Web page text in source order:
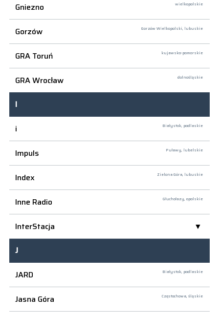
Gniezno wielkopolskie
Gorzów Gorzów Wielkopolski, lubuskie
GRA Toruń kujawsko-pomorskie
GRA Wrocław dolnośląskie
I
i
Białystok, podlaskie
Impuls Puławy, lubelskie
Index Zielona Góra, lubuskie
Inne Radio Głuchołazy, opolskie
InterStacja
J
JARD
Białystok, podlaskie
Jasna Góra Częstochowa, śląskie